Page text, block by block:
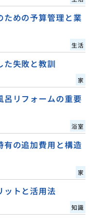
ための予算管理と業
生活
た失敗と教訓
家
呂リフォームの重要
浴室
有の追加費用と構造
家
ットと活用法
知識